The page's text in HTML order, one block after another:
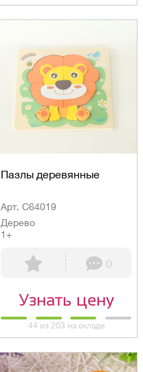
Пазлы деревянные
Арт. C64019
Дерево
1+
0
Узнать цену
44 из 203 на складе